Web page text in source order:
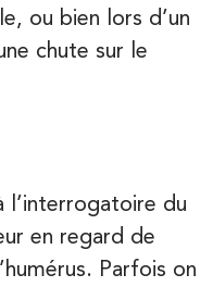
ou bien lors d’un
chute sur le
l’interrogatoire du
en regard de
Parfois on
92290